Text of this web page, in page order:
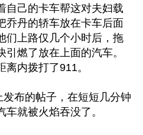
自己的卡车帮这对夫妇载
乔丹的轿车放在卡车后面
们上路仅几个小时后，拖
燃了放在上面的汽车。
内拨打了911。
布的帖子，在短短几分钟
就被火焰吞没了。